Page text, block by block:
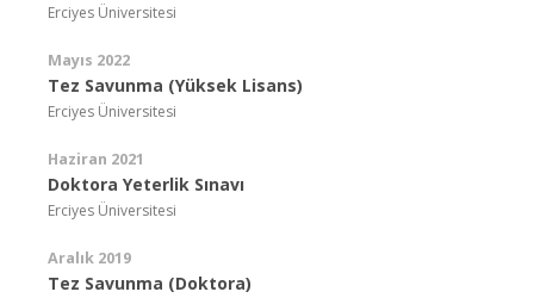
Erciyes Üniversitesi
Mayıs 2022
Tez Savunma (Yüksek Lisans)
Erciyes Üniversitesi
Haziran 2021
Doktora Yeterlik Sınavı
Erciyes Üniversitesi
Aralık 2019
Tez Savunma (Doktora)